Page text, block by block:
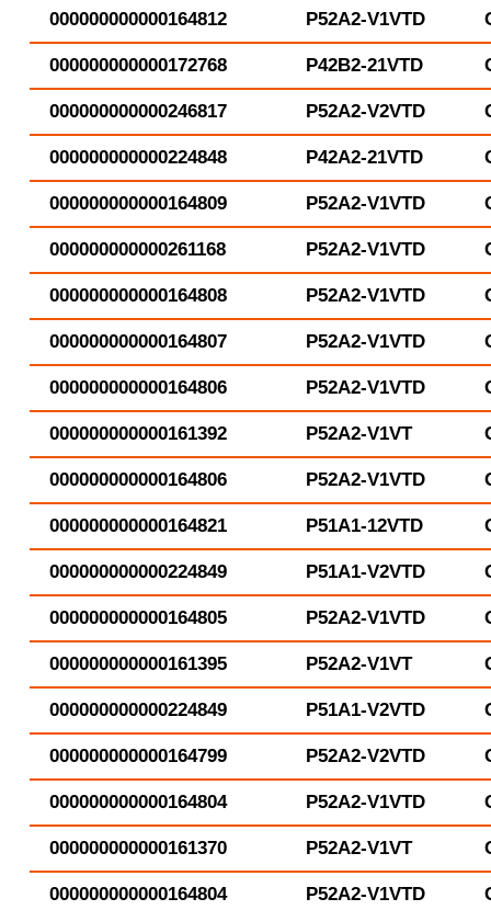
000000000000164812 P52A2-V1VTD
000000000000172768 P42B2-21VTD
000000000000246817 P52A2-V2VTD
000000000000224848 P42A2-21VTD
000000000000164809 P52A2-V1VTD
000000000000261168 P52A2-V1VTD
000000000000164808 P52A2-V1VTD
000000000000164807 P52A2-V1VTD
000000000000164806 P52A2-V1VTD
000000000000161392 P52A2-V1VT
000000000000164806 P52A2-V1VTD
000000000000164821 P51A1-12VTD
000000000000224849 P51A1-V2VTD
000000000000164805 P52A2-V1VTD
000000000000161395 P52A2-V1VT
000000000000224849 P51A1-V2VTD
000000000000164799 P52A2-V2VTD
000000000000164804 P52A2-V1VTD
000000000000161370 P52A2-V1VT
000000000000164804 P52A2-V1VTD